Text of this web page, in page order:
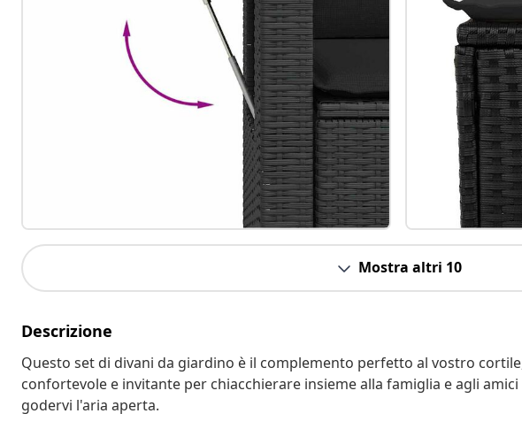
Mostra altri 10
Descrizione
Questo set di divani da giardino è il complemento perfetto al vostro
confortevole e invitante per chiacchierare insieme alla famiglia e agli
godervi l'aria aperta.